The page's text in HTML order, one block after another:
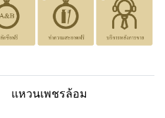
แหวนเพชรล้อม